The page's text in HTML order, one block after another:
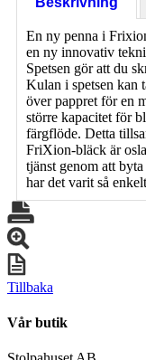
En ny penna i
en ny innovativ
Spetsen gör att du
Kulan i spetsen kan
över pappret för en
större kapacitet för
färgflöde. Detta
FriXion-bläck är
tjänst genom att
har det varit så
Tillbaka
Vår butik